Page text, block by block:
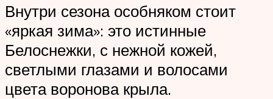
Внутри сезона особняком стоит
«яркая зима»: это истинные
Белоснежки, с нежной кожей,
светлыми глазами и волосами
цвета воронова крыла.